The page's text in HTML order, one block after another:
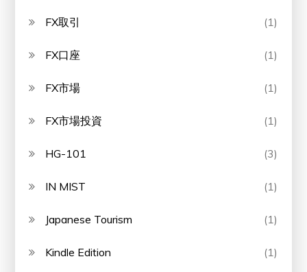
FX取引 (1)
FX口座 (1)
FX市場 (1)
FX市場投資 (1)
HG-101 (3)
IN MIST (1)
Japanese Tourism (1)
Kindle Edition (1)